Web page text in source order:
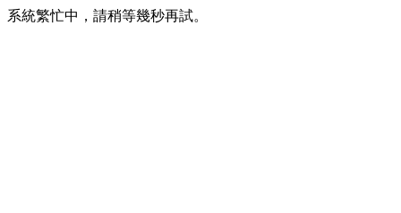
系統繁忙中，請稍等幾秒再試。